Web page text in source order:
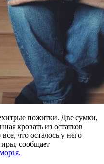
пожитки. Две сумки,
кровать из остатков
что осталось у него
сообщает